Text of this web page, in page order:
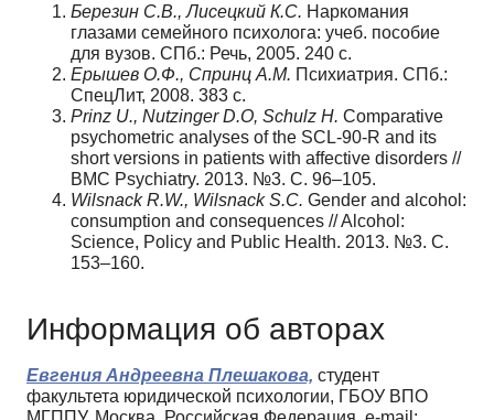
Березин С.В., Лисецкий К.С. Наркомания
глазами семейного психолога: учеб. пособие
для вузов. СПб.: Речь, 2005. 240 с.
Ерышев О.Ф., Спринц А.М. Психиатрия. СПб.:
СпецЛит, 2008. 383 с.
Prinz U., Nutzinger D.O, Schulz H. Comparative
psychometric analyses of the SCL-90-R and its
short versions in patients with affective disorders //
BMC Psychiatry. 2013. №3. С. 96–105.
Wilsnack R.W., Wilsnack S.C. Gender and alcohol:
consumption and consequences // Alcohol:
Science, Policy and Public Health. 2013. №3. С.
153–160.
Информация об авторах
Евгения Андреевна Плешакова, студент
факультета юридической психологии, ГБОУ ВПО